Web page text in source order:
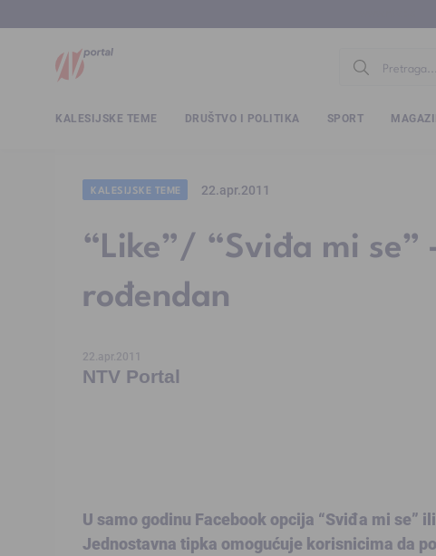
KALESIJSKE TEME DRUŠTVO I POLITIKA SPORT
KALESIJSKE TEME 22.apr.2011
“Like”/ “Sviđa mi
rođendan
22.apr.2011
NTV Portal
U samo godinu Facebook opcija “Sviđa mi se”
Jednostavna tipka omogućuje korisnicima da